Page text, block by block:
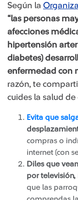
​​Según la
“las personas
afecciones
hipertensión
diabetes)
enfermedad con
razón, te
cuides la salud de
Evita que
compras o
internet (con
Diles que
por
que las